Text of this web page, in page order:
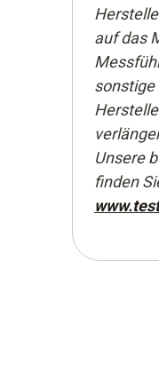
auf das
sonstige
Unsere
finden